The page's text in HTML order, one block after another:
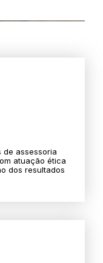
de assessoria
atuação ética
dos resultados